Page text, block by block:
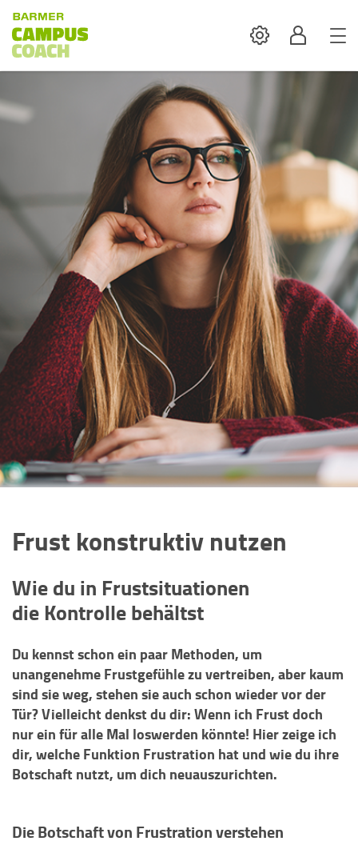
SettingsProfil
Frust konstruktiv nutzen
Wie du in Frustsituationen
die Kontrolle behältst
Du kennst schon ein paar Methoden, um
unangenehme Frustgefühle zu vertreiben, aber kaum
sind sie weg, stehen sie auch schon wieder vor der
Tür? Vielleicht denkst du dir: Wenn ich Frust doch
nur ein für alle Mal loswerden könnte! Hier zeige ich
dir, welche Funktion Frustration hat und wie du ihre
Botschaft nutzt, um dich neuauszurichten.
Die Botschaft von Frustration verstehen